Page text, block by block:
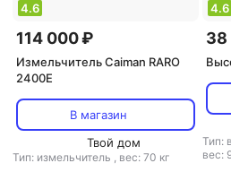
4.6
114 000 ₽
Измельчитель Caiman RARO
2400E
В магазин
Твой дом
Тип: измельчитель , вес: 70 кг
4.6
38
Тип:
вес: